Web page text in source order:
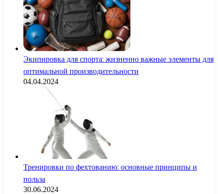
Экипировка для спорта: жизненно важные элементы для
оптимальной производительности
04.04.2024
Тренировки по фехтованию: основные принципы и
польза
30.06.2024